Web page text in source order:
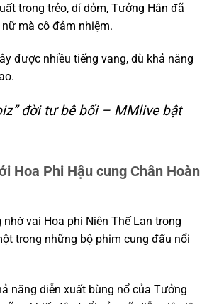
trong trẻo, dí dỏm, Tưởng Hân đã
mà cô đảm nhiệm.
được nhiều tiếng vang, dù khả năng
đời tư bê bối – MMlive bật
Hoa Phi Hậu cung Chân Hoàn
vai Hoa phi Niên Thế Lan trong
trong những bộ phim cung đấu nổi
năng diễn xuất bùng nổ của Tưởng